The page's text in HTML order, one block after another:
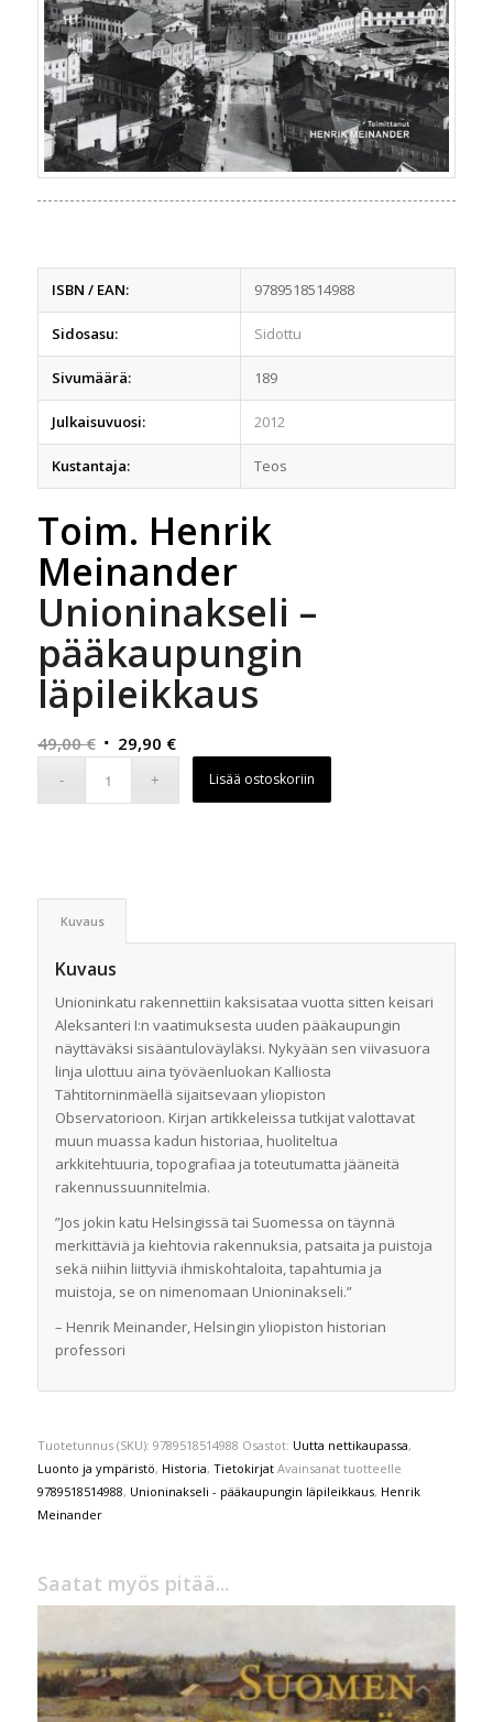
ISBN / EAN: 9789518514988
Sidosasu: Sidottu
Sivumäärä: 189
Julkaisuvuosi: 2012
Kustantaja: Teos
Toim. Henrik
Meinander
Unioninakseli –
pääkaupungin
läpileikkaus
49,00€ Alkuperäinen
29,90 €Nykyinen
Lisää ostoskoriin
Kuvaus
Kuvaus
Unioninkatu rakennettiin kaksisataa vuotta sitten keisari
Aleksanteri I:n vaatimuksesta uuden pääkaupungin
näyttäväksi sisääntuloväyläksi. Nykyään sen viivasuora
linja ulottuu aina työväenluokan Kalliosta
Tähtitorninmäellä sijaitsevaan yliopiston
Observatorioon. Kirjan artikkeleissa tutkijat valottavat
muun muassa kadun historiaa, huoliteltua
arkkitehtuuria, topografiaa ja toteutumatta jääneitä
rakennussuunnitelmia.
”Jos jokin katu Helsingissä tai Suomessa on täynnä
merkittäviä ja kiehtovia rakennuksia, patsaita ja puistoja
sekä niihin liittyviä ihmiskohtaloita, tapahtumia ja
muistoja, se on nimenomaan Unioninakseli.”
– Henrik Meinander, Helsingin yliopiston historian
professori
Tuotetunnus (SKU): 9789518514988 Osastot: Uutta nettikaupassa,
Luonto ja ympäristö, Historia, Tietokirjat Avainsanat tuotteelle
9789518514988, Unioninakseli - pääkaupungin läpileikkaus, Henrik
Meinander
Saatat myös pitää...